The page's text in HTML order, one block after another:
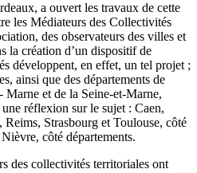
a ouvert les travaux de cette
les Médiateurs des Collectivités
des observateurs des villes et
la création d’un dispositif de
développent, en effet, un tel projet ;
ainsi que des départements de
et de la Seine-et-Marne,
réflexion sur le sujet : Caen,
Strasbourg et Toulouse, côté
côté départements.
des collectivités territoriales ont